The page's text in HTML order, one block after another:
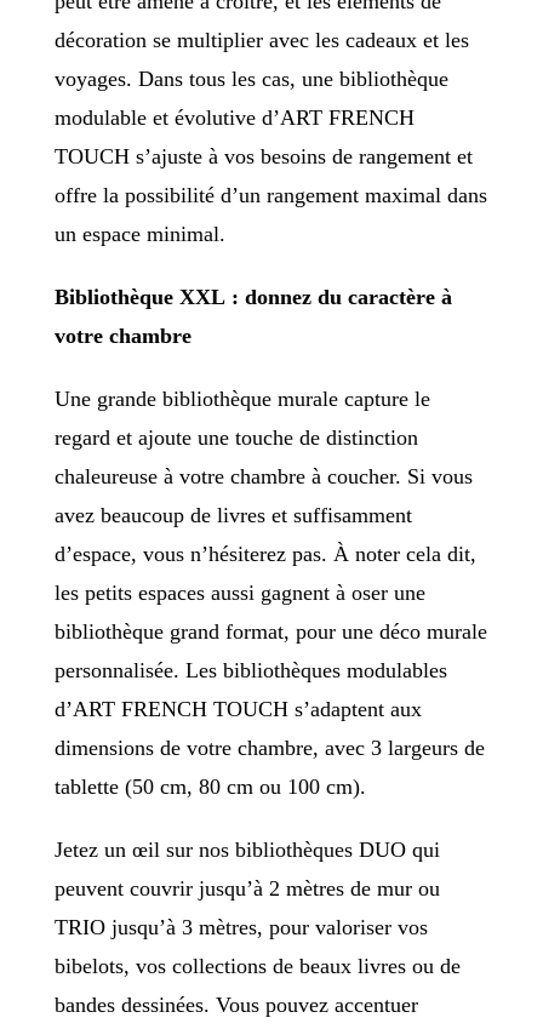
décoration se multiplier avec les cadeaux et les
voyages. Dans tous les cas, une bibliothèque
modulable et évolutive d’ART FRENCH
TOUCH s’ajuste à vos besoins de rangement et
offre la possibilité d’un rangement maximal dans
un espace minimal.
Bibliothèque XXL : donnez du caractère à
votre chambre
Une grande bibliothèque murale capture le
regard et ajoute une touche de distinction
chaleureuse à votre chambre à coucher. Si vous
avez beaucoup de livres et suffisamment
d’espace, vous n’hésiterez pas. À noter cela dit,
les petits espaces aussi gagnent à oser une
bibliothèque grand format, pour une déco murale
personnalisée. Les bibliothèques modulables
d’ART FRENCH TOUCH s’adaptent aux
dimensions de votre chambre, avec 3 largeurs de
tablette (50 cm, 80 cm ou 100 cm).
Jetez un œil sur nos bibliothèques DUO qui
peuvent couvrir jusqu’à 2 mètres de mur ou
TRIO jusqu’à 3 mètres, pour valoriser vos
bibelots, vos collections de beaux livres ou de
bandes dessinées. Vous pouvez accentuer